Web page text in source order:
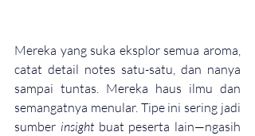
Mereka yang suka eksplor semua aroma,
catat detail notes satu-satu, dan nanya
sampai tuntas. Mereka haus ilmu dan
semangatnya menular. Tipe ini sering jadi
sumber insight buat peserta lain—ngasih